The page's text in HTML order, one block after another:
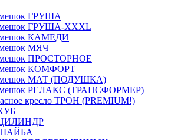
мешок ГРУША
мешок ГРУША-XXXL
мешок КАМЕДИ
мешок МЯЧ
мешок ПРОСТОРНОЕ
мешок КОМФОРТ
мешок МАТ (ПОДУШКА)
мешок РЕЛАКС (ТРАНСФОРМЕР)
кресло ТРОН (PREMIUM!)